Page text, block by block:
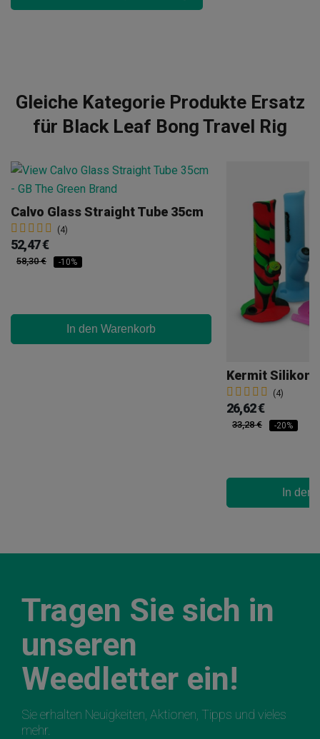
Gleiche Kategorie Produkte Ersatz
für Black Leaf Bong Travel Rig
Calvo Glass Straight Tube 35cm
(4)
52,47 €
58,30 € -10%
In den Warenkorb
Kermit Silikon-
(4)
26,62 €
33,28 € -20%
In den
Tragen Sie sich in
unseren
Weedletter ein!
Sie erhalten Neuigkeiten, Aktionen, Tipps und vieles
mehr.